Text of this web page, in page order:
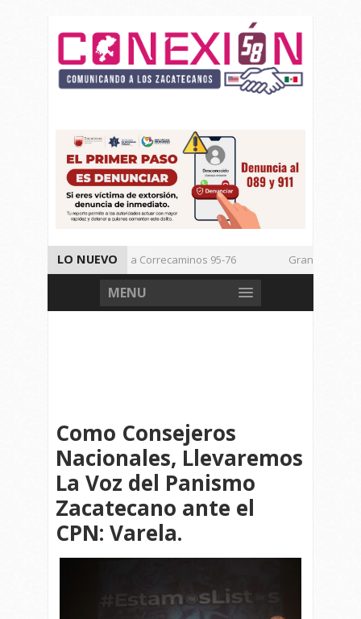
LO NUEVO
Vencen los Mineros a Correcaminos 95-76
Gran Festival
Inicia TSJEZ Sesiones Ordinarias
Inicia SICT Construcción
MENU
Como Consejeros
Nacionales, Llevaremos
La Voz del Panismo
Zacatecano ante el
CPN: Varela.